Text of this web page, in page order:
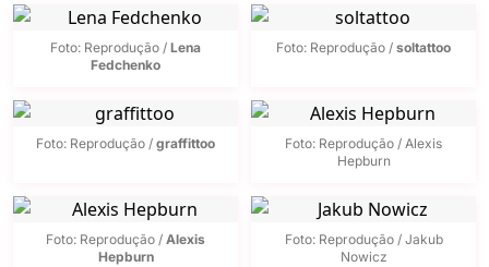
Foto: Reprodução / Lena
Fedchenko
Foto: Reprodução / soltattoo
Foto: Reprodução / graffittoo
Foto: Reprodução / Alexis
Hepburn
Foto: Reprodução / Alexis
Hepburn
Foto: Reprodução / Jakub
Nowicz